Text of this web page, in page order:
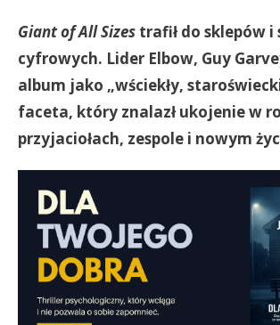
Giant of All Sizes trafił do sklepów i
cyfrowych. Lider Elbow, Guy
album jako „wściekły,
faceta, który znalazł ukojenie w
przyjaciołach, zespole i nowym